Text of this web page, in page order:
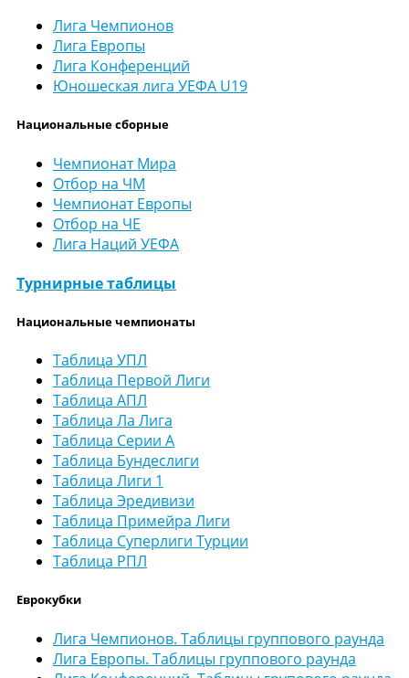
Лига Чемпионов
Лига Европы
Лига Конференций
Юношеская лига УЕФА U19
Национальные сборные
Чемпионат Мира
Отбор на ЧМ
Чемпионат Европы
Отбор на ЧЕ
Лига Наций УЕФА
Турнирные таблицы
Национальные чемпионаты
Таблица УПЛ
Таблица Первой Лиги
Таблица АПЛ
Таблица Ла Лига
Таблица Серии А
Таблица Бундеслиги
Таблица Лиги 1
Таблица Эредивизи
Таблица Примейра Лиги
Таблица Суперлиги Турции
Таблица РПЛ
Еврокубки
Лига Чемпионов. Таблицы группового раунда
Лига Европы. Таблицы группового раунда